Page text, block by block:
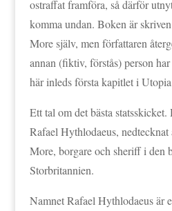
ostraffat framföra, så därför
komma undan. Boken är
More själv, men författaren
annan (fiktiv, förstås) person
här inleds första kapitlet i
Ett tal om det bästa
Rafael Hythlodaeus,
More, borgare och sheriff i den
Storbritannien.
Namnet Rafael Hythlodaeus är